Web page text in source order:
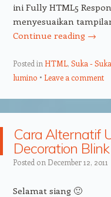
ini Fully HTML5
menyesuaikan
Continue reading →
Posted in HTML, Suka - Suka
lumino
Leave a comment
Cara Alternatif
Decoration
Posted on December 12, 2011
Selamat siang 🙂